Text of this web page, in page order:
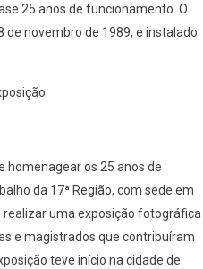
25 anos de funcionamento. O
de novembro de 1989, e instalado
homenagear os 25 anos de
da 17ª Região, com sede em
realizar uma exposição fotográfica
e magistrados que contribuíram
teve início na cidade de